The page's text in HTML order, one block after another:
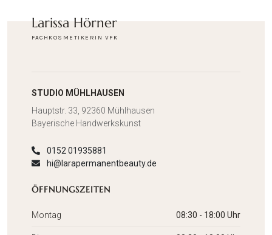
Larissa Hörner
FACHKOSMETIKERIN VFK
STUDIO MÜHLHAUSEN
Hauptstr. 33, 92360 Mühlhausen
Bayerische Handwerkskunst
0152 01935881
hi@larapermanentbeauty.de
ÖFFNUNGSZEITEN
Montag 08:30 - 18:00 Uhr